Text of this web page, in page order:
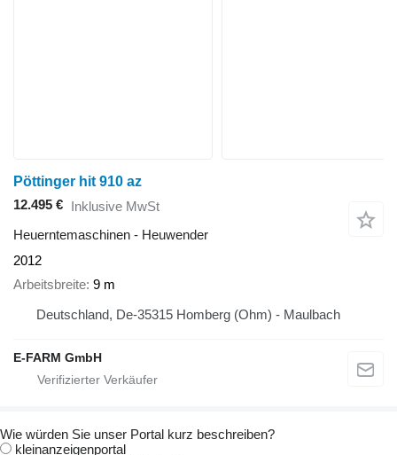
Pöttinger hit 910 az
12.495 € Inklusive MwSt
Heuerntemaschinen - Heuwender
2012
Arbeitsbreite 9 m
Deutschland, De-35315 Homberg (Ohm) - Maulbach
E-FARM GmbH
Wie würden Sie unser Portal kurz beschreiben?
kleinanzeigenportal